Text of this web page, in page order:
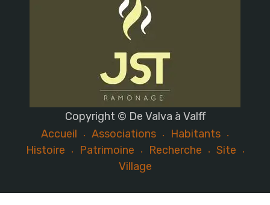
Copyright © De Valva à Valff
Accueil
Associations
Habitants
Histoire
Patrimoine Recherche
Site
Village